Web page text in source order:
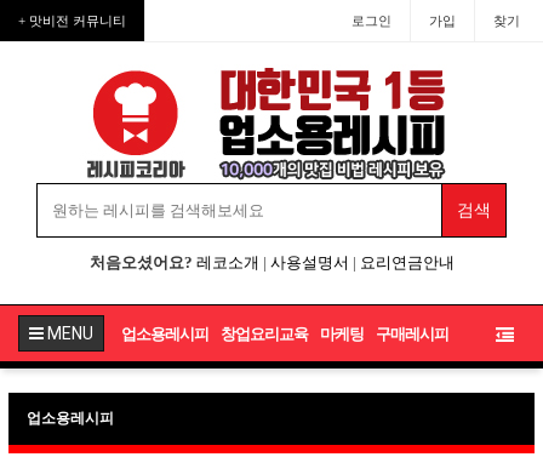
+ 맛비전 커뮤니티 로그인 가입 찾기
처음오셨어요? 레코소개 | 사용설명서 | 요리연금안내
MENU 업소용레시피 창업요리교육 마케팅 구매레시피
업소용레시피